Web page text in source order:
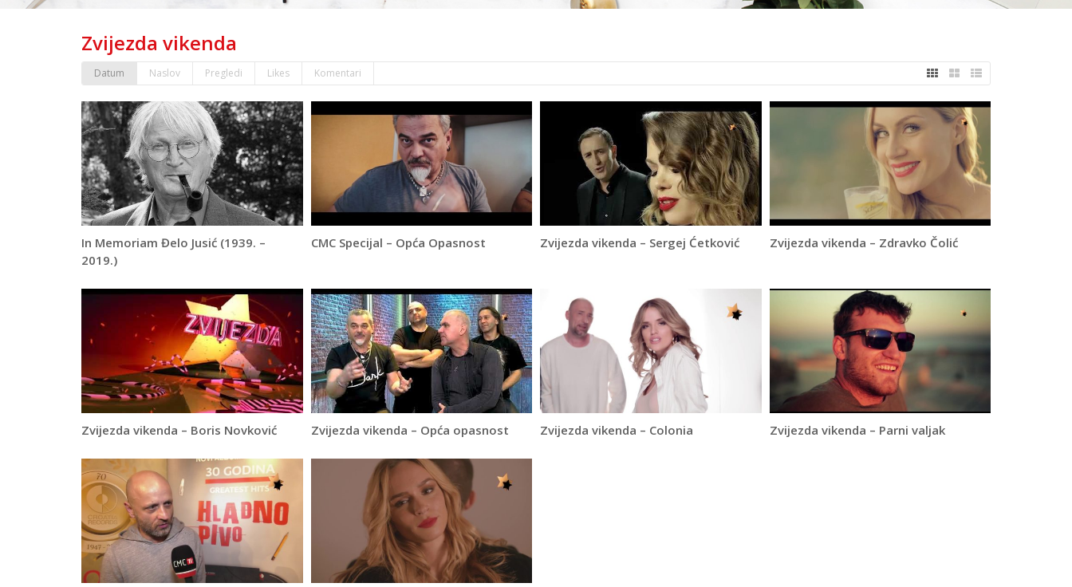
Zvijezda vikenda
Datum Naslov Pregledi Likes Komentari
In Memoriam Đelo Jusić (1939. –
2019.)
CMC Specijal – Opća Opasnost Zvijezda vikenda – Sergej Ćetković Zvijezda vikenda – Zdravko Čolić
Zvijezda vikenda – Boris Novković Zvijezda vikenda – Opća opasnost Zvijezda vikenda – Colonia Zvijezda vikenda – Parni valjak